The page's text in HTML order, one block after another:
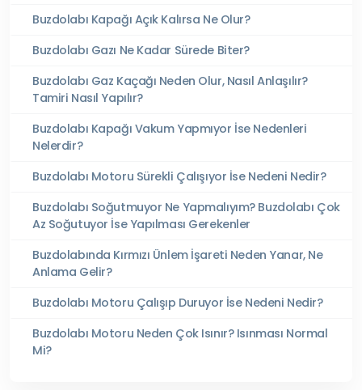
Buzdolabı Kapağı Açık Kalırsa Ne Olur?
Buzdolabı Gazı Ne Kadar Sürede Biter?
Buzdolabı Gaz Kaçağı Neden Olur, Nasıl Anlaşılır?
Tamiri Nasıl Yapılır?
Buzdolabı Kapağı Vakum Yapmıyor İse Nedenleri
Nelerdir?
Buzdolabı Motoru Sürekli Çalışıyor İse Nedeni Nedir?
Buzdolabı Soğutmuyor Ne Yapmalıyım? Buzdolabı Çok
Az Soğutuyor İse Yapılması Gerekenler
Buzdolabında Kırmızı Ünlem İşareti Neden Yanar, Ne
Anlama Gelir?
Buzdolabı Motoru Çalışıp Duruyor İse Nedeni Nedir?
Buzdolabı Motoru Neden Çok Isınır? Isınması Normal
Mi?